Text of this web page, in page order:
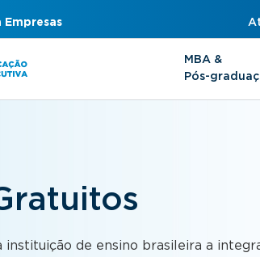
Empresas
MBA &
Pós-
de ensino brasileira a